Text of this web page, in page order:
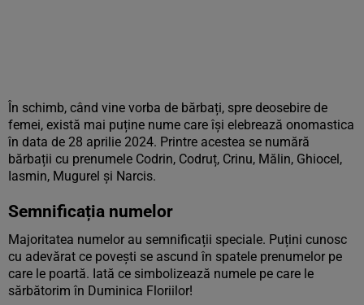
În schimb, când vine vorba de bărbați, spre deosebire de
femei, există mai puține nume care își elebrează onomastica
în data de 28 aprilie 2024. Printre acestea se numără
bărbații cu prenumele Codrin, Codruț, Crinu, Mălin, Ghiocel,
Iasmin, Mugurel și Narcis.
Semnificația numelor
Majoritatea numelor au semnificații speciale. Puțini cunosc
cu adevărat ce povești se ascund în spatele prenumelor pe
care le poartă. Iată ce simbolizează numele pe care le
sărbătorim în Duminica Floriilor!